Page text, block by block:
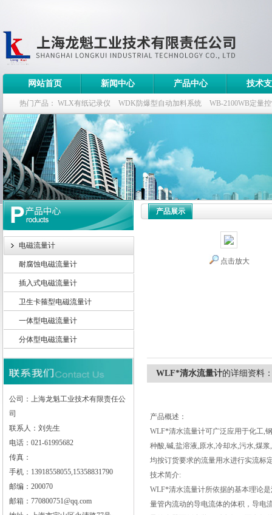
上海龙魁工业技术有限责任公司
网站首页 新闻中心 产品中心 技术
热门产品： WLX有纸记录仪 WDK防爆型自动加料系统 WB-2100WB定量
WDK流量定量控制柜 WB-2100定量装车控制仪
电磁流量计
耐腐蚀电磁流量计
插入式电磁流量计
卫生卡箍型电磁流量计
一体型电磁流量计
分体型电磁流量计
公司：上海龙魁工业技术有限责任公
司
联系人：刘先生
电话：021-61995682
传真：
手机：13918558055,15358831790
邮编：200070
邮箱：770800751@qq.com
产品展示
点击放大
WLF*清水流量计的详细资料
产品概述：
WLF*清水流量计可广泛应用于化工,
种酸,碱,盐溶液,原水,冷却水,污水,煤
均按订货要求的流量用水进行实流标
技术简介:
WLF*清水流量计所依据的基本理论
量管内流动的导电流体的体积，导电